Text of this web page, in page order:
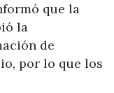
que la
la
de
por lo que los